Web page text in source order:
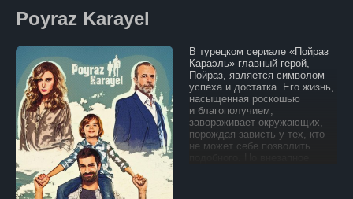
Poyraz Karayel
В турецком сериале «Пойраз
Караэль» главный герой,
Пойраз, является символом
успеха и достатка. Его жизнь,
насыщенная роскошью
и благополучием,
завораживает окружающих,
порождая зависть у тех, кто
не может себе позволить